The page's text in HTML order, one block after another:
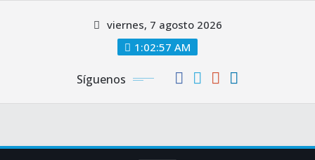
viernes, 7 agosto 2026
1:02:57 AM
Síguenos